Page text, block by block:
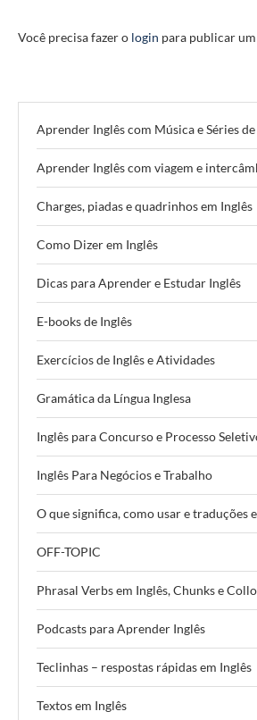
Você precisa fazer o login para publicar
Aprender Inglês com Música e Séries
Aprender Inglês com viagem e
Charges, piadas e quadrinhos em Inglês
Como Dizer em Inglês
Dicas para Aprender e Estudar Inglês
E-books de Inglês
Exercícios de Inglês e Atividades
Gramática da Língua Inglesa
Inglês para Concurso e Processo
Inglês Para Negócios e Trabalho
O que significa, como usar e traduções
OFF-TOPIC
Phrasal Verbs em Inglês, Chunks e
Podcasts para Aprender Inglês
Teclinhas – respostas rápidas em Inglês
Textos em Inglês